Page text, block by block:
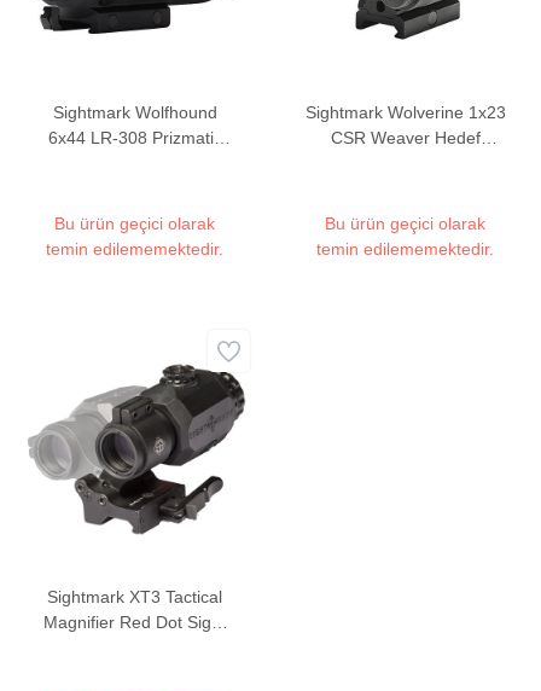
Sightmark Wolfhound
6x44 LR-308 Prizmatik
Bu ürün geçici olarak
temin edilememektedir.
Sightmark Wolverine 1x23
CSR Weaver Hedef
Bu ürün geçici olarak
temin edilememektedir.
Sightmark XT3 Tactical
Magnifier Red Dot Sight